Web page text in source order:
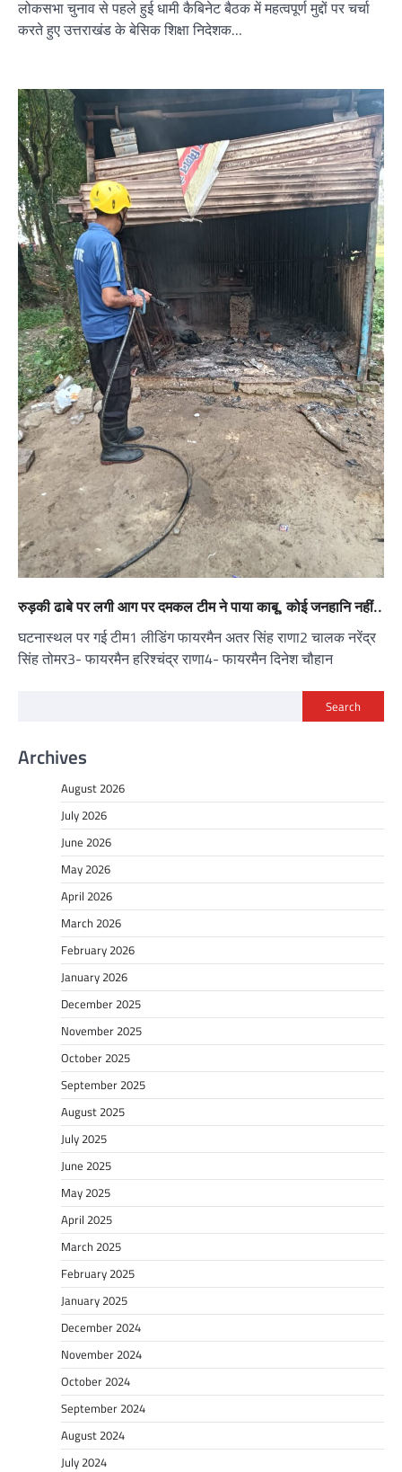
लोकसभा चुनाव से पहले हुई धामी कैबिनेट बैठक में महत्वपूर्ण मुद्दों पर चर्चा
करते हुए उत्तराखंड के बेसिक शिक्षा निदेशक…
रुड़की ढाबे पर लगी आग पर दमकल टीम ने पाया काबू, कोई जनहानि नहीं..
घटनास्थल पर गई टीम1 लीडिंग फायरमैन अतर सिंह राणा2 चालक नरेंद्र
सिंह तोमर3- फायरमैन हरिश्चंद्र राणा4- फायरमैन दिनेश चौहान
Search
Archives
August 2026
July 2026
June 2026
May 2026
April 2026
March 2026
February 2026
January 2026
December 2025
November 2025
October 2025
September 2025
August 2025
July 2025
June 2025
May 2025
April 2025
March 2025
February 2025
January 2025
December 2024
November 2024
October 2024
September 2024
August 2024
July 2024